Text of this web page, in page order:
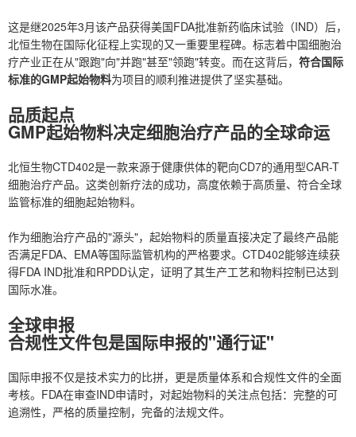
这是继2025年3月该产品获得美国FDA批准新药临床试验（IND）后，
北恒生物在国际化征程上实现的又一重要里程碑。标志着中国细胞治
疗产业正在从"跟跑"向"并跑"甚至"领跑"转变。而在这背后， 符合国际
标准的GMP起始物料为项目的顺利推进提供了坚实基础。
品质起点
GMP起始物料决定细胞治疗产品的全球命运
北恒生物CTD402是一款来源于健康供体的靶向CD7的通用型CAR-T
细胞治疗产品。这类创新疗法的成功，高度依赖于高质量、符合全球
监管标准的细胞起始物料。
作为细胞治疗产品的"源头"，起始物料的质量直接决定了最终产品能
否满足FDA、EMA等国际监管机构的严格要求。CTD402能够连续获
得FDA IND批准和RPDD认定，证明了其生产工艺和物料控制已达到
国际水准。
全球申报
合规性文件包是国际申报的"通行证"
国际申报不仅是技术实力的比拼，更是质量体系和合规性文件的全面
考核。FDA在审查IND申请时，对起始物料的关注点包括：完整的可
追溯性，严格的质量控制，完备的法规文件。